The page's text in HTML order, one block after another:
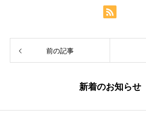
前の記事
新着のお知らせ